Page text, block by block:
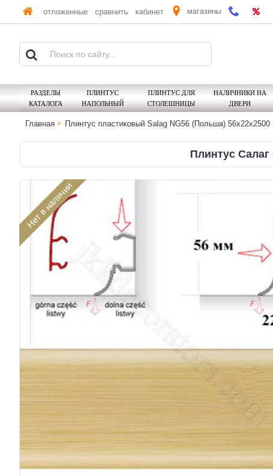
отложенные сравнить кабинет магазины
РАЗДЕЛЫ
КАТАЛОГА
ПЛИНТУС
НАПОЛЬНЫЙ
ПЛИНТУС ДЛЯ
СТОЛЕШНИЦЫ
НАЛИЧНИКИ НА
ДВЕРИ
Главная Плинтус пластиковый Salag NG56 (Польша) 56х22x2500
Плинтус
Нет в наличии